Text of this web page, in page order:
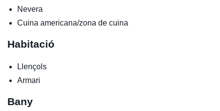
Nevera
Cuina americana/zona de cuina
Habitació
Llençols
Armari
Bany